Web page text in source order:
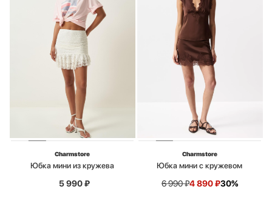
Charmstore
Юбка мини из кружева
5 990₽
Charmstore
Юбка мини с кружевом
6 990₽4 890₽30%